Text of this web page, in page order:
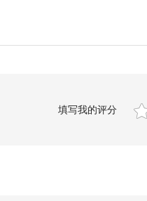
填写我的评分